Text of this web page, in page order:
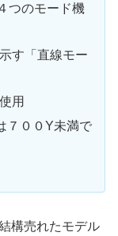
つのモード機
す「直線モー
用
７００Y未満で
構売れたモデル